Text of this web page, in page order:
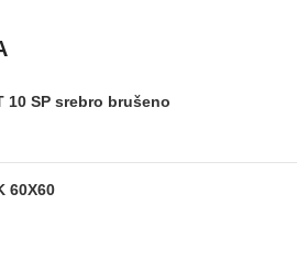
10 SP srebro brušeno
60X60